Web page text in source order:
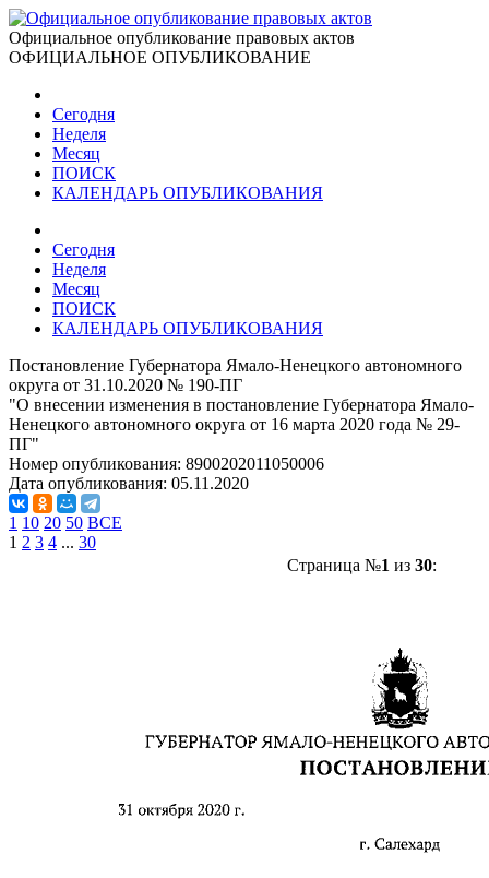
Официальное опубликование правовых актов
ОФИЦИАЛЬНОЕ ОПУБЛИКОВАНИЕ
Сегодня
Неделя
Месяц
ПОИСК
КАЛЕНДАРЬ ОПУБЛИКОВАНИЯ
Сегодня
Неделя
Месяц
ПОИСК
КАЛЕНДАРЬ ОПУБЛИКОВАНИЯ
Постановление Губернатора Ямало-Ненецкого автономного
округа от 31.10.2020 № 190-ПГ
"О внесении изменения в постановление Губернатора Ямало-
Ненецкого автономного округа от 16 марта 2020 года № 29-
ПГ"
Номер опубликования: 8900202011050006
Дата опубликования: 05.11.2020
1 10 20 50 ВСЕ
1 2 3 4 ... 30
Страница №1 из 30: